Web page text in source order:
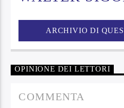
ARCHIVIO DI
OPINIONE DEI LETTORI
COMMENTA